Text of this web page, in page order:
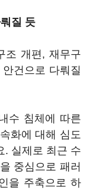
질 듯
조 개편, 재무구
건으로 다뤄질
수 침체에 따른
화에 대해 심도
. 실제로 최근 수
중심으로 패러
을 주축으로 하